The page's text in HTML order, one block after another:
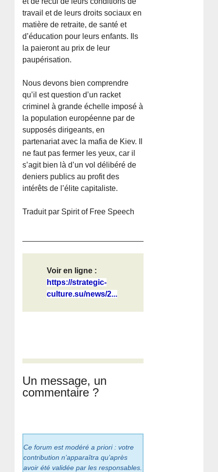
travail et de leurs droits sociaux en
matière de retraite, de santé et
d’éducation pour leurs enfants. Ils
la paieront au prix de leur
paupérisation.
Nous devons bien comprendre
qu’il est question d’un racket
criminel à grande échelle imposé à
la population européenne par de
supposés dirigeants, en
partenariat avec la mafia de Kiev. Il
ne faut pas fermer les yeux, car il
s’agit bien là d’un vol délibéré de
deniers publics au profit des
intérêts de l’élite capitaliste.
Traduit par Spirit of Free Speech
Voir en ligne :
https://strategic-
culture.su/news/2...
Un message, un
commentaire ?
Ce forum est modéré a priori : votre
contribution n’apparaîtra qu’après
avoir été validée par les responsables.